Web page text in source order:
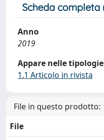
Scheda completa
Anno
2019
Appare nelle
1.1 Articolo in rivista
File in questo prodotto:
File